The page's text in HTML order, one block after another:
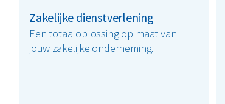
Zakelijke dienstverlening
Een totaaloplossing op maat van
jouw zakelijke onderneming.